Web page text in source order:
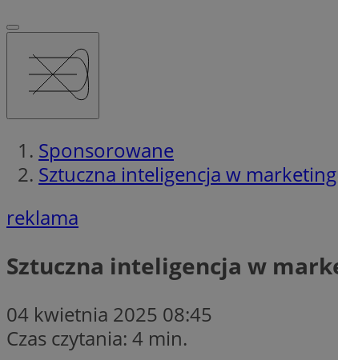
Sponsorowane
Sztuczna inteligencja w
reklama
Sztuczna inteligencja w
04 kwietnia 2025 08:45
Czas czytania: 4 min.